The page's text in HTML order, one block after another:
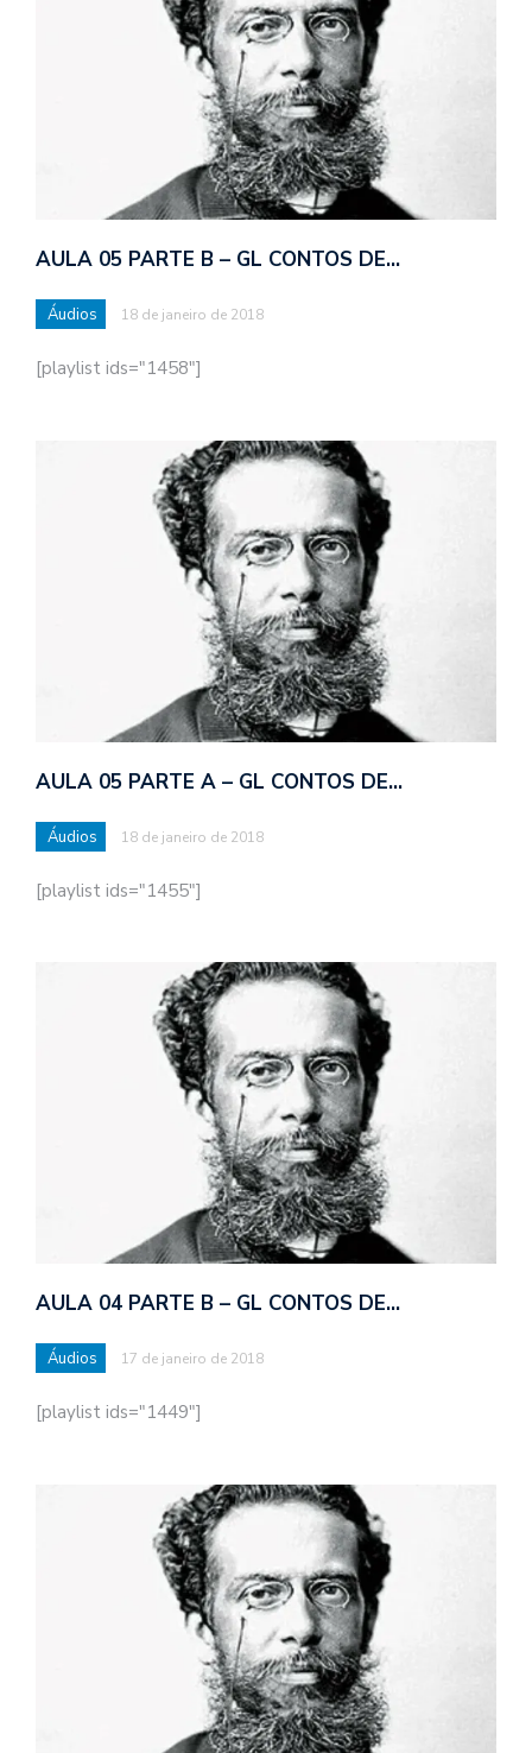
AULA 05 PARTE B – GL CONTOS DE…
Áudios 18 de janeiro de 2018
[playlist ids="1458"]
AULA 05 PARTE A – GL CONTOS DE…
Áudios 18 de janeiro de 2018
[playlist ids="1455"]
AULA 04 PARTE B – GL CONTOS DE…
Áudios 17 de janeiro de 2018
[playlist ids="1449"]